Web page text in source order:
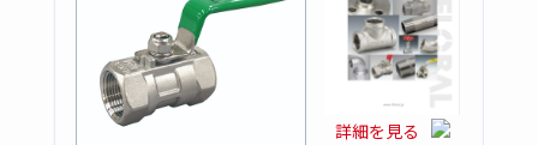
詳細を見る